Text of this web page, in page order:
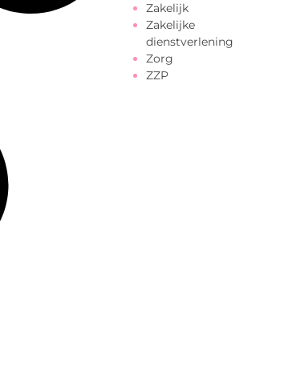
Zakelijk
Zakelijke
dienstverlening
Zorg
ZZP